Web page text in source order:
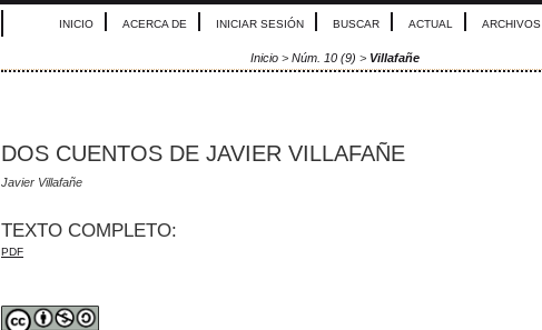
INICIO ACERCA DE INICIAR SESIÓN BUSCAR ACTUAL ARCHIVOS
Inicio > Núm. 10 (9) > Villafañe
DOS CUENTOS DE JAVIER VILLAFAÑE
Javier Villafañe
TEXTO COMPLETO:
PDF